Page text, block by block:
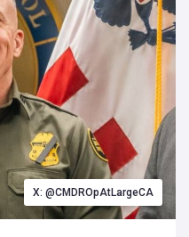
X: @CMDROpAtLargeCA